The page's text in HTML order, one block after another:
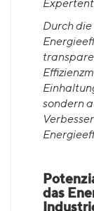
Durch
sondern
das